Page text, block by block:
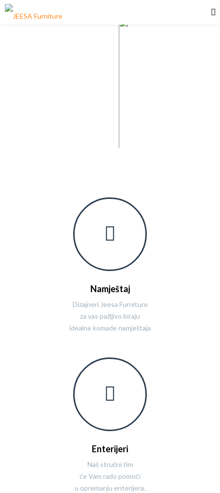
Namještaj
Dizajneri Jeesa Furniture
za vas pažljivo biraju
idealne komade namještaja
Enterijeri
Naš stručni tim
će Vam rado pomoći
u opremanju enterijera.